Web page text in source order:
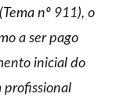
nº 911), o
a ser pago
inicial do
profissional